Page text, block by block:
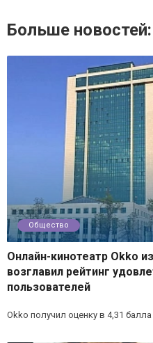
Больше новостей:
Общество
Онлайн-кинотеатр Okko
возглавил рейтинг
пользователей
Okko получил оценку в 4,31